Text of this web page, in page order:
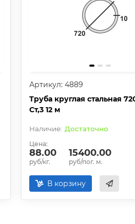
Артикул: 4889
Труба круглая стальная
Ст,3 12 м
Достаточно
Цена:
88.00
руб/кг.
15400.00
руб/пог. м.
В корзину